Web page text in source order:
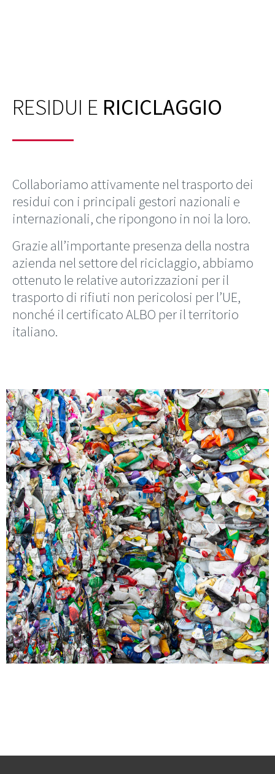
RESIDUI E RICICLAGGIO
Collaboriamo attivamente nel trasporto dei
residui con i principali gestori nazionali e
internazionali, che ripongono in noi la loro.
Grazie all’importante presenza della nostra
azienda nel settore del riciclaggio, abbiamo
ottenuto le relative autorizzazioni per il
trasporto di rifiuti non pericolosi per l’UE,
nonché il certificato ALBO per il territorio
italiano.